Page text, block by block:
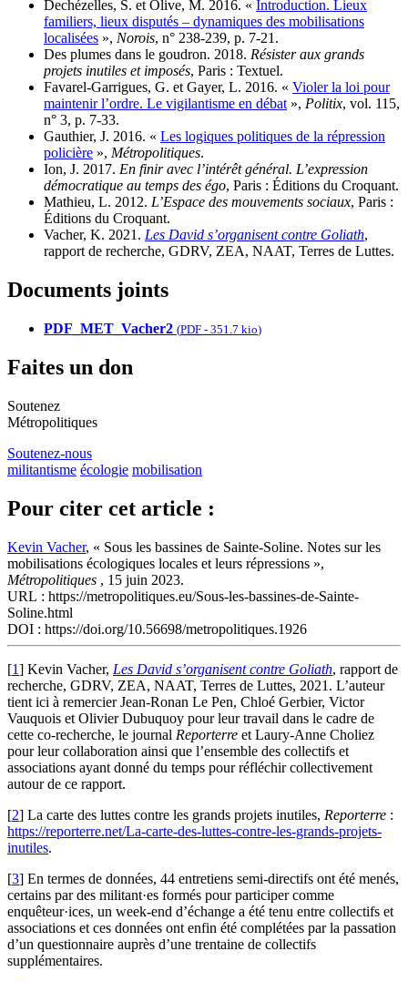
Dechézelles, S. et Olive, M. 2016. « Introduction. Lieux
familiers, lieux disputés – dynamiques des mobilisations
localisées », Norois, n° 238‑239, p. 7‑21.
Des plumes dans le goudron. 2018. Résister aux grands
projets inutiles et imposés, Paris : Textuel.
Favarel-Garrigues, G. et Gayer, L. 2016. « Violer la loi pour
maintenir l’ordre. Le vigilantisme en débat », Politix, vol. 115,
n° 3, p. 7-33.
Gauthier, J. 2016. « Les logiques politiques de la répression
policière », Métropolitiques.
Ion, J. 2017. En finir avec l’intérêt général. L’expression
démocratique au temps des égo, Paris : Éditions du Croquant.
Mathieu, L. 2012. L’Espace des mouvements sociaux, Paris :
Éditions du Croquant.
Vacher, K. 2021. Les David s’organisent contre Goliath,
rapport de recherche, GDRV, ZEA, NAAT, Terres de Luttes.
Documents joints
PDF_MET_Vacher2 (PDF - 351.7 kio)
Faites un don
Soutenez
Métropolitiques
Soutenez-nous
militantisme écologie mobilisation
Pour citer cet article :
Kevin Vacher, « Sous les bassines de Sainte-Soline. Notes sur les
mobilisations écologiques locales et leurs répressions »,
Métropolitiques , 15 juin 2023.
URL : https://metropolitiques.eu/Sous-les-bassines-de-Sainte-
Soline.html
DOI : https://doi.org/10.56698/metropolitiques.1926
[1] Kevin Vacher, Les David s’organisent contre Goliath, rapport de
recherche, GDRV, ZEA, NAAT, Terres de Luttes, 2021. L’auteur
tient ici à remercier Jean-Ronan Le Pen, Chloé Gerbier, Victor
Vauquois et Olivier Dubuquoy pour leur travail dans le cadre de
cette co-recherche, le journal Reporterre et Laury-Anne Choliez
pour leur collaboration ainsi que l’ensemble des collectifs et
associations ayant donné du temps pour réfléchir collectivement
autour de ce rapport.
[2] La carte des luttes contre les grands projets inutiles, Reporterre :
https://reporterre.net/La-carte-des-luttes-contre-les-grands-projets-
inutiles.
[3] En termes de données, 44 entretiens semi-directifs ont été menés,
certains par des militant·es formés pour participer comme
enquêteur·ices, un week-end d’échange a été tenu entre collectifs et
associations et ces données ont enfin été complétées par la passation
d’un questionnaire auprès d’une trentaine de collectifs
supplémentaires.